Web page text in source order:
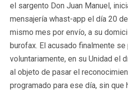
el sargento Don Juan Manuel,
mensajería whast-app el día 20
mismo mes por envío, a su
burofax. El acusado finalmente se
voluntariamente, en su Unidad el
al objeto de pasar el
programado para ese día, sin que